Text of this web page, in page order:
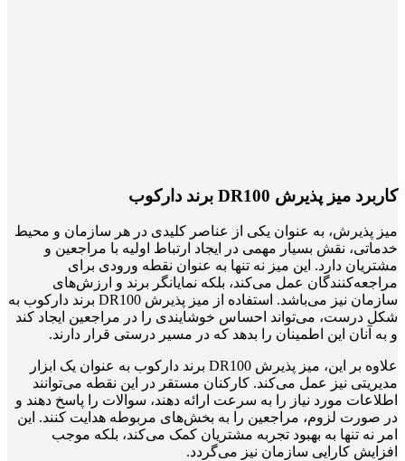
کاربرد میز پذیرش DR100 برند دارکوب
میز پذیرش، به عنوان یکی از عناصر کلیدی در هر سازمان و محیط
خدماتی، نقش بسیار مهمی در ایجاد ارتباط اولیه با مراجعین و
مشتریان دارد. این میز نه تنها به عنوان نقطه ورودی برای
مراجعه‌کنندگان عمل می‌کند، بلکه نمایانگر برند و ارزش‌های
سازمان نیز می‌باشد. استفاده از میز پذیرش DR100 برند دارکوب به
شکل درست، می‌تواند احساس خوشایندی را در مراجعین ایجاد کند
و به آنان این اطمینان را بدهد که در مسیر درستی قرار دارند.
علاوه بر این، میز پذیرش DR100 برند دارکوب به عنوان یک ابزار
مدیریتی نیز عمل می‌کند. کارکنان مستقر در این نقطه می‌توانند
اطلاعات مورد نیاز را به سرعت ارائه دهند، سوالات را پاسخ دهند و
در صورت لزوم، مراجعین را به بخش‌های مربوطه هدایت کنند. این
امر نه تنها به بهبود تجربه مشتریان کمک می‌کند، بلکه موجب
افزایش کارایی سازمان نیز می‌گردد.